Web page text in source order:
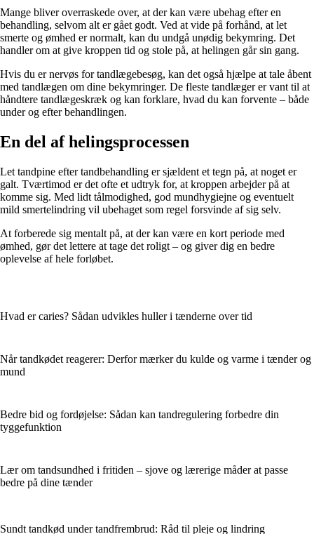
Mange bliver overraskede over, at der kan være ubehag efter en
behandling, selvom alt er gået godt. Ved at vide på forhånd, at let
smerte og ømhed er normalt, kan du undgå unødig bekymring. Det
handler om at give kroppen tid og stole på, at helingen går sin gang.
Hvis du er nervøs for tandlægebesøg, kan det også hjælpe at tale åbent
med tandlægen om dine bekymringer. De fleste tandlæger er vant til at
håndtere tandlægeskræk og kan forklare, hvad du kan forvente – både
under og efter behandlingen.
En del af helingsprocessen
Let tandpine efter tandbehandling er sjældent et tegn på, at noget er
galt. Tværtimod er det ofte et udtryk for, at kroppen arbejder på at
komme sig. Med lidt tålmodighed, god mundhygiejne og eventuelt
mild smertelindring vil ubehaget som regel forsvinde af sig selv.
At forberede sig mentalt på, at der kan være en kort periode med
ømhed, gør det lettere at tage det roligt – og giver dig en bedre
oplevelse af hele forløbet.
Hvad er caries? Sådan udvikles huller i tænderne over tid
Når tandkødet reagerer: Derfor mærker du kulde og varme i tænder og
mund
Bedre bid og fordøjelse: Sådan kan tandregulering forbedre din
tyggefunktion
Lær om tandsundhed i fritiden – sjove og lærerige måder at passe
bedre på dine tænder
Sundt tandkød under tandfrembrud: Råd til pleje og lindring